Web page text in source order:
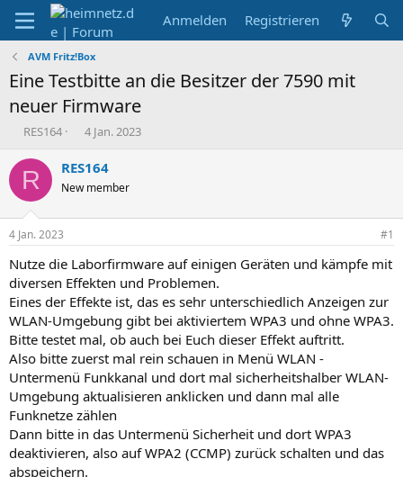
Anmelden Registrieren
AVM Fritz!Box
Eine Testbitte an die Besitzer der 7590 mit
neuer Firmware
E
s
t
e
r
RES164
E
s
e
t
a
m
4 Jan. 2023
R RES164
New member
4 Jan. 2023 #1
Nutze die Laborfirmware auf einigen Geräten und kämpfe mit
diversen Effekten und Problemen.
Eines der Effekte ist, das es sehr unterschiedlich Anzeigen zur
WLAN-Umgebung gibt bei aktiviertem WPA3 und ohne WPA3.
Bitte testet mal, ob auch bei Euch dieser Effekt auftritt.
Also bitte zuerst mal rein schauen in Menü WLAN -
Untermenü Funkkanal und dort mal sicherheitshalber WLAN-
Umgebung aktualisieren anklicken und dann mal alle
Funknetze zählen
Dann bitte in das Untermenü Sicherheit und dort WPA3
deaktivieren, also auf WPA2 (CCMP) zurück schalten und das
abspeichern.